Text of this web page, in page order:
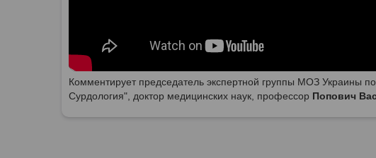
Комментирует председатель экспертной группы МОЗ Украины
Сурдология", доктор медицинских наук, профессор Попович